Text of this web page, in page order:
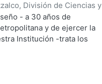
División de Ciencias y
en el Tiempo
;Meléndez Crespo,
Terrazas, Oscar;Herrera G.
- a 30 años de
y de ejercer la
Institución -trata los